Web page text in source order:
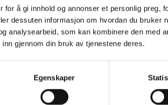
for å gi innhold og annonser et personlig preg,
dessuten informasjon om hvordan du bruker
analysearbeid, som kan kombinere den med
gjennom din bruk av tjenestene deres.
Egenskaper
Hva er
helsepersonell med treårig
Fotterapeuten kan utføre vanlig
behandling tilknyttet fotens hud,